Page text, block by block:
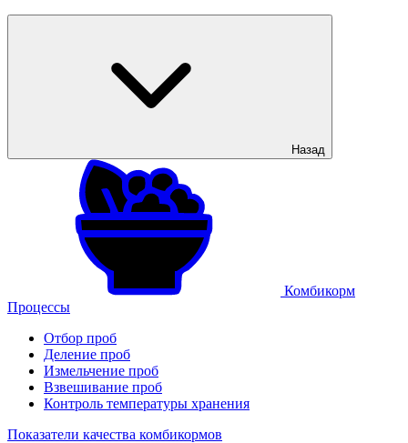
Назад
Комбикорм
Процессы
Отбор проб
Деление проб
Измельчение проб
Взвешивание проб
Контроль температуры хранения
Показатели качества комбикормов